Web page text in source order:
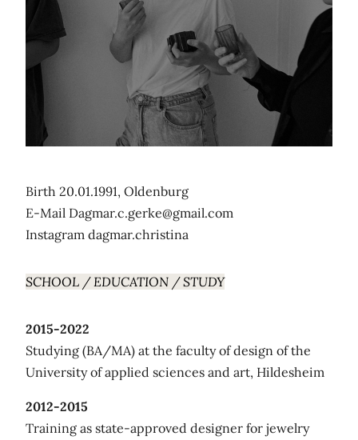
Birth 20.01.1991, Oldenburg
E-Mail Dagmar.c.gerke@gmail.com
Instagram dagmar.christina
SCHOOL / EDUCATION / STUDY
2015-2022
Studying (BA/MA) at the faculty of design of the
University of applied sciences and art, Hildesheim
2012-2015
Training as state-approved designer for jewelry